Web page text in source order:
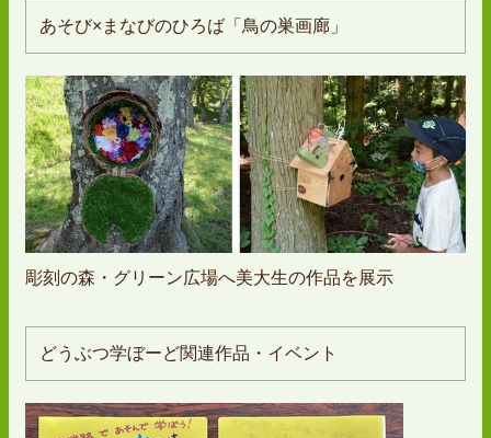
あそび×まなびのひろば「鳥の巣画廊」
彫刻の森・グリーン広場へ美大生の作品を展示
どうぶつ学ぼーど関連作品・イベント